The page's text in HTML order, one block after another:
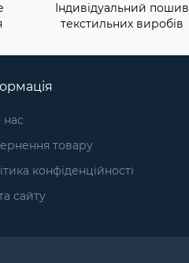
Індивідуальний пошив
текстильних виробів
товару
конфіденційності
сайту